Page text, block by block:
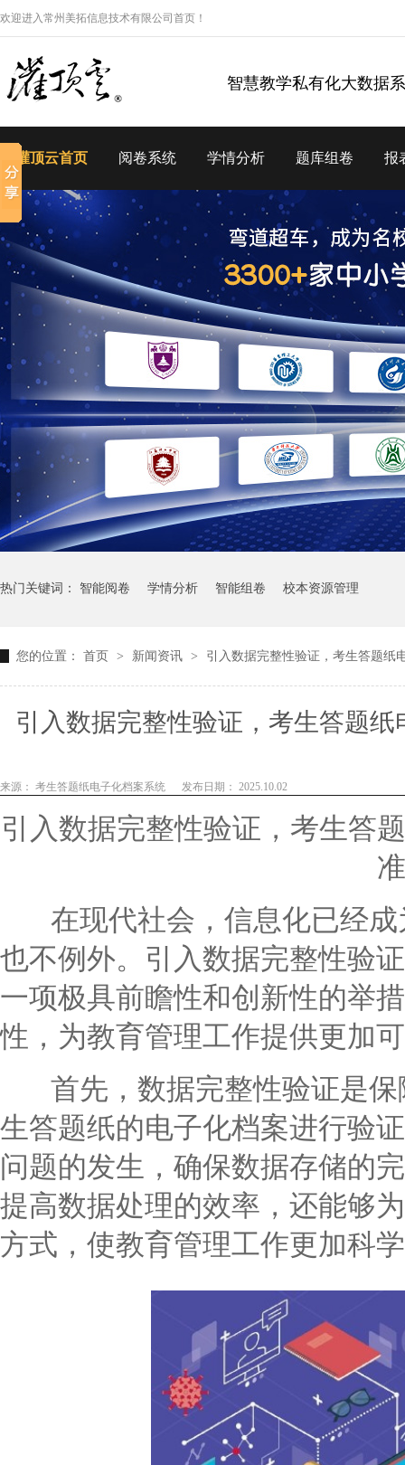
欢迎进入常州美拓信息技术有限公司首页！
智慧教学私有化大数据
灌顶云首页 阅卷系统 学情分析 题库组卷 报
热门关键词： 智能阅卷 学情分析 智能组卷 校本资源管理
您的位置： 首页 > 新闻资讯 > 引入数据完整性验证，考生答题纸
引入数据完整性验证，考生答题
来源： 考生答题纸电子化档案系统 发布日期： 2025.10.02
引入数据完整性验证，考生答
在现代社会，信息化已经成
也不例外。引入数据完整性验
一项极具前瞻性和创新性的举
性，为教育管理工作提供更加
首先，数据完整性验证是保
生答题纸的电子化档案进行验
问题的发生，确保数据存储的
提高数据处理的效率，还能够
方式，使教育管理工作更加科